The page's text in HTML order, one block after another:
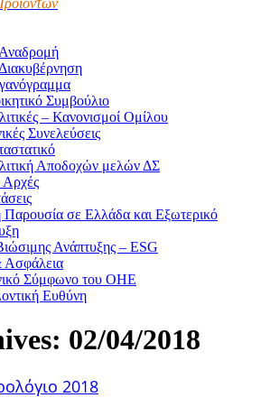
Συμβούλιο
– Κανονισμοί Ομίλου
Συνελεύσεις
Αποδοχών μελών ΔΣ
Παρουσία σε Ελλάδα και Εξωτερικό
Ανάπτυξης – ESG
Ασφάλεια
Σύμφωνο του ΟΗΕ
Ευθύνη
02/04/2018
2018